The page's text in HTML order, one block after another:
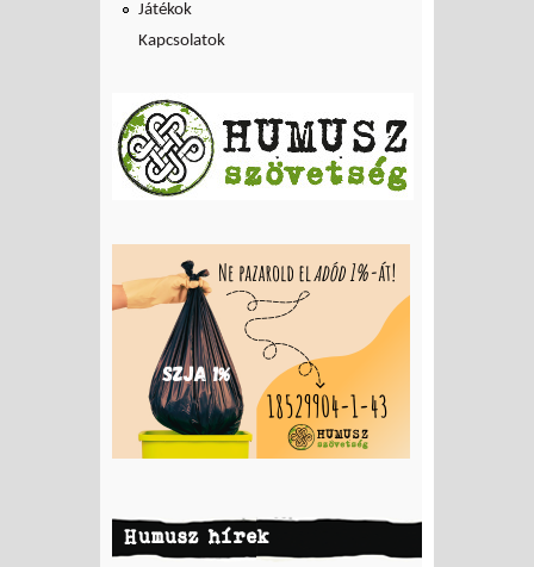
Játékok
Kapcsolatok
Humusz hírek